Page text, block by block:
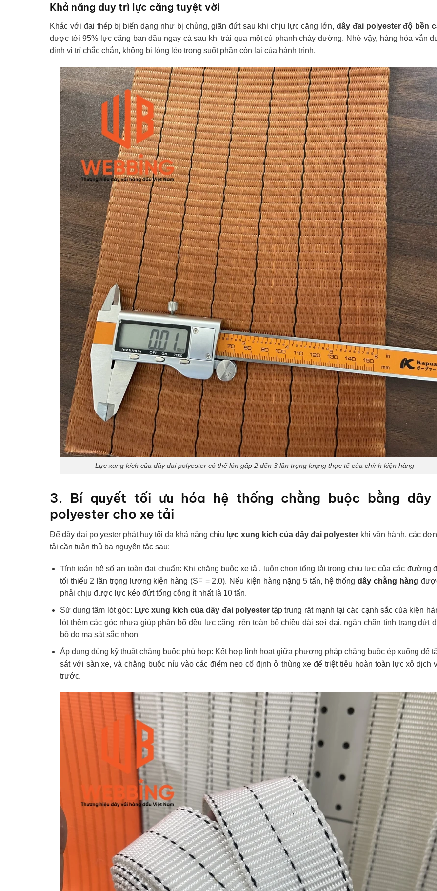
Khả năng duy trì lực căng tuyệt vời
Khác với đai thép bị biến dạng như bị chùng, giãn đứt sau khi chịu lực căng lớn, dây đai polyester độ bền
được tới 95% lực căng ban đầu ngay cả sau khi trải qua một cú phanh cháy đường. Nhờ vậy, hàng hóa vẫn
định vị trí chắc chắn, không bị lỏng lẻo trong suốt phần còn lại của hành trình.
Lực xung kích của dây đai polyester có thể lớn gấp 2 đến 3 lần trọng lượng thực tế của chính kiện hàng
3. Bí quyết tối ưu hóa hệ thống chằng buộc bằng dây
polyester cho xe tải
Để dây đai polyester phát huy tối đa khả năng chịu lực xung kích của dây đai polyesterkhi vận hành, các
tải cần tuân thủ ba nguyên tắc sau:
Tính toán hệ số an toàn đạt chuẩn: Khi chằng buộc xe tải, luôn chọn tổng tải trọng chịu lực của các đường
tối thiểu 2 lần trọng lượng kiện hàng (SF = 2.0). Nếu kiện hàng nặng 5 tấn, hệ thốngdây chằng hàng
phải chịu được lực kéo đứt tổng cộng ít nhất là 10 tấn.
Sử dụng tấm lót góc: Lực xung kích của dây đai polyestertập trung rất mạnh tại các cạnh sắc của kiện
lót thêm các góc nhựa giúp phân bổ đều lực căng trên toàn bộ chiều dài sợi đai, ngăn chặn tình trạng đứt
bộ do ma sát sắc nhọn.
Áp dụng đúng kỹ thuật chằng buộc phù hợp: Kết hợp linh hoạt giữa phương pháp chằng buộc ép xuống để
sát với sàn xe, và chằng buộc níu vào các điểm neo cố định ở thùng xe để triệt tiêu hoàn toàn lực xô dịch
trước.